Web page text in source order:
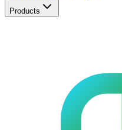
Products